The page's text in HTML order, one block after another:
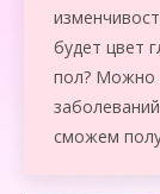
будет цвет
пол? Можно
сможем